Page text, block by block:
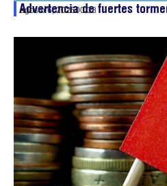
Advertencia de fuertes
agosto 6, 202600:38